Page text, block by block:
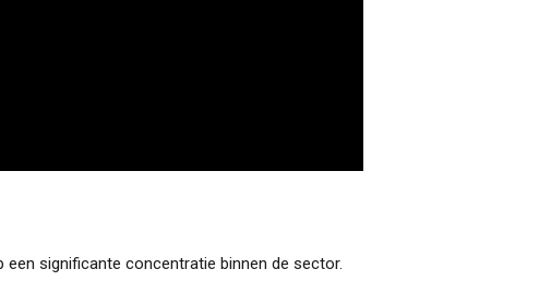
een significante concentratie binnen de sector.